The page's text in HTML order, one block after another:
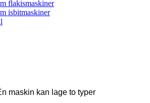
flakismaskiner
isbitmaskiner
maskin kan lage to typer